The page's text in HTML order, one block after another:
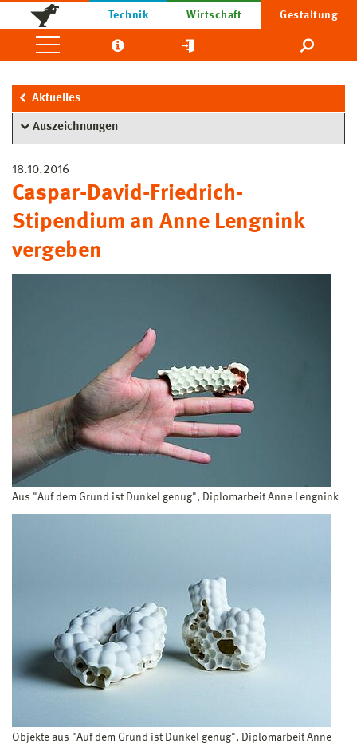
Technik Wirtschaft Gestaltung
Aktuelles
Auszeichnungen
18.10.2016
Caspar-David-Friedrich-
Stipendium an Anne Lengnink
vergeben
Aus "Auf dem Grund ist Dunkel genug", Diplomarbeit Anne Lengnink
Objekte aus "Auf dem Grund ist Dunkel genug", Diplomarbeit Anne